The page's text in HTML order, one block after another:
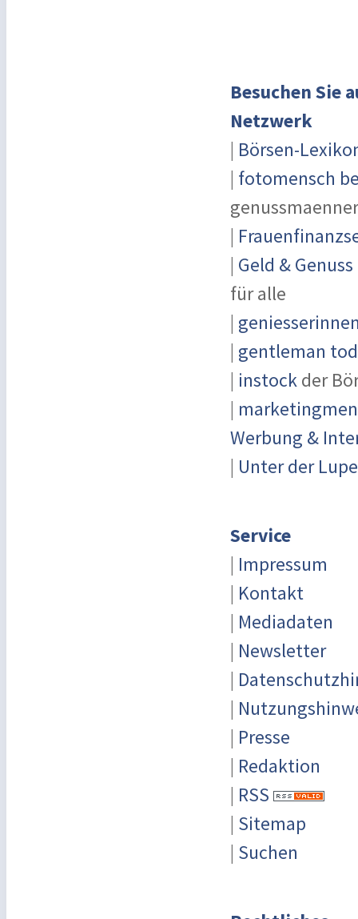
Besuchen Sie
Netzwerk
| Börsen-
| fotomensch
|
| Geld & Genuss
für alle
|
| gentleman
| instock der
|
Werbung &
| Unter der Lupe
Service
| Impressum
| Kontakt
| Mediadaten
| Newsletter
|
|
| Presse
| Redaktion
| RSS
| Sitemap
| Suchen